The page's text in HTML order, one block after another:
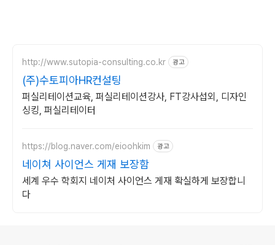
http://www.sutopia-consulting.co.kr 광고
(주)수토피아HR컨설팅
퍼실리테이션교육, 퍼실리테이션강사, FT강사섭외, 디자인
싱킹, 퍼실리테이터
https://blog.naver.com/eioohkim 광고
네이쳐 사이언스 게재 보장함
세계 우수 학회지 네이처 사이언스 게재 확실하게 보장합니
다